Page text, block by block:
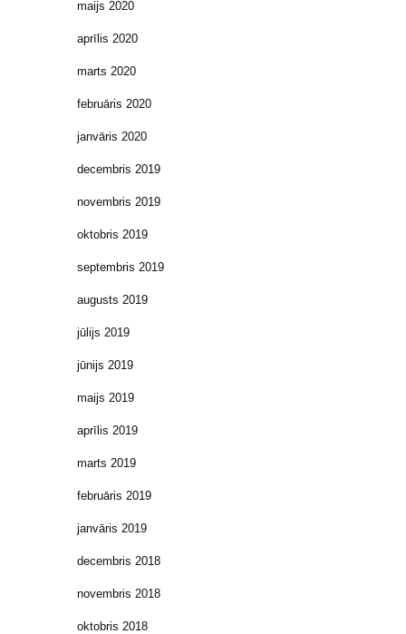
maijs 2020
aprīlis 2020
marts 2020
februāris 2020
janvāris 2020
decembris 2019
novembris 2019
oktobris 2019
septembris 2019
augusts 2019
jūlijs 2019
jūnijs 2019
maijs 2019
aprīlis 2019
marts 2019
februāris 2019
janvāris 2019
decembris 2018
novembris 2018
oktobris 2018